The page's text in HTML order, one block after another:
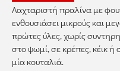
Λαχταριστή πραλίνα με
ενθουσιάσει μικρούς και
πρώτες ύλες, χωρίς
στο ψωμί, σε κρέπες, κέικ
μία κουταλιά.